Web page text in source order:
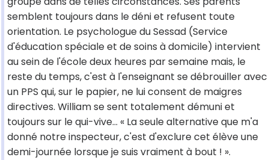
semblent toujours dans le déni et refusent toute
orientation. Le psychologue du Sessad (Service
d'éducation spéciale et de soins à domicile) intervient
au sein de l'école deux heures par semaine mais, le
reste du temps, c'est à l'enseignant se débrouiller avec
un PPS qui, sur le papier, ne lui consent de maigres
directives. William se sent totalement démuni et
toujours sur le qui-vive... « La seule alternative que m'a
donné notre inspecteur, c'est d'exclure cet élève une
demi-journée lorsque je suis vraiment à bout ! ».